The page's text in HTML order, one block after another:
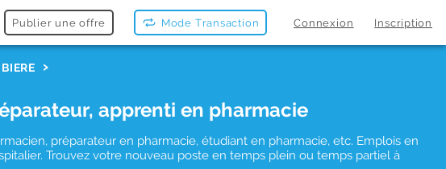
Publier une offre Mode Transaction Connexion Inscription
apprenti en pharmacie
préparateur en pharmacie, étudiant en pharmacie, etc. Emplois en
Trouvez votre nouveau poste en temps plein ou temps partiel à